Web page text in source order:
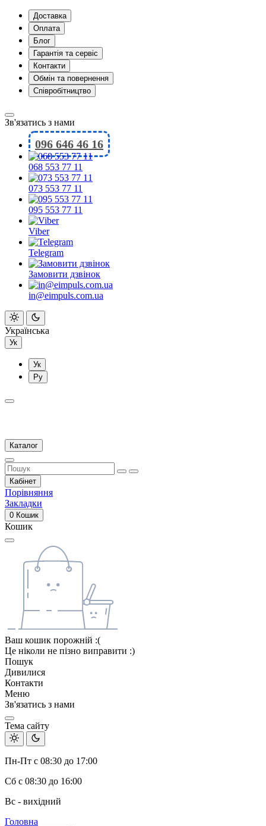
Доставка
Оплата
Блог
Гарантія та сервіс
Контакти
Обмін та повернення
Співробітництво
Зв'язатись з нами
096 646 46 16
068 553 77 11
073 553 77 11
095 553 77 11
Viber
Telegram
Замовити дзвінок
in@eimpuls.com.ua
Українська
Ук
Ук
Ру
Каталог
Кабінет
Порівняння
Закладки
0 Кошик
Кошик
Ваш кошик порожній :(
Це ніколи не пізно виправити :)
Пошук
Дивилися
Контакти
Меню
Зв'язатись з нами
Тема сайту
Пн-Пт с 08:30 до 17:00
Сб с 08:30 до 16:00
Вс - вихідний
Головна